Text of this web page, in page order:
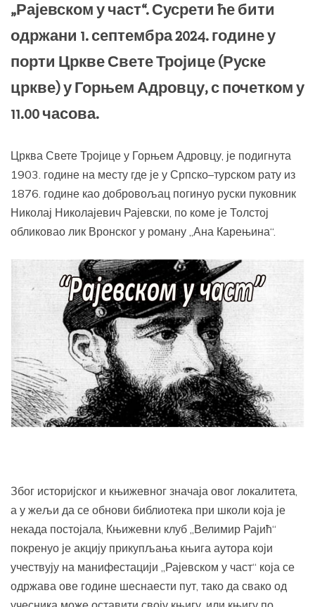
„Рајевском у част“. Сусрети ће бити
одржани 1. септембра 2024. године у
порти Цркве Свете Тројице (Руске
цркве) у Горњем Адровцу, с почетком у
11.00 часова.
Црква Свете Тројице у Горњем Адровцу, је подигнута
1903. године на месту где је у Српско–турском рату из
1876. године као добровољац погинуо руски пуковник
Николај Николајевич Рајевски, по коме је Толстој
обликовао лик Вронског у роману „Ана Карењина“.
Због историјског и књижевног значаја овог локалитета,
а у жељи да се обнови библиотека при школи која је
некада постојала, Књижевни клуб „Велимир Рајић“
покренуо је акцију прикупљања књига аутора који
учествују на манифестацији „Рајевском у част“ која се
одржава ове године шеснаести пут, тако да свако од